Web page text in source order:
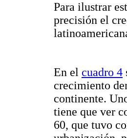
Para ilustrar
precisión el
En el cuadro 4
crecimiento
continente.
tiene que ver
60, que tuvo